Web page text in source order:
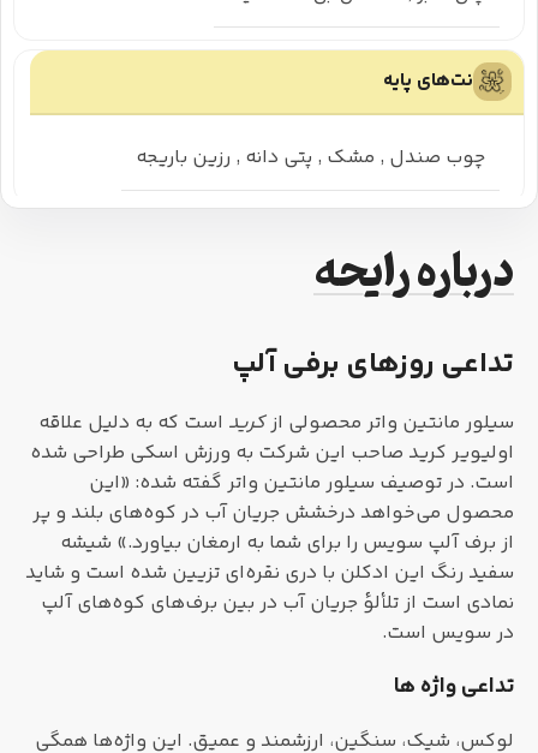
نت‌های پایه
چوب صندل , مشک , پتی دانه , رزین باریجه
درباره رایحه
تداعی روزهای برفی آلپ
سیلور مانتین واتر محصولی ازکرید است که به دلیل علاقه
اولیویر کرید صاحب این شرکت به ورزش اسکی طراحی شده
است. در توصیف سیلور مانتین واتر گفته شده: «این
محصول می‌خواهد درخشش جریان آب در کوه‌های بلند و پر
از برف آلپ سویس را برای شما به ارمغان بیاورد.» شیشه
سفید رنگ این ادکلن با دری نقره‌ای تزیین شده است و شاید
نمادی است از تلألؤ جریان آب در بین برف‌های کوه‌های آلپ
در سویس است.
تداعی واژه ها
لوکس، شیک، سنگین، ارزشمند و عمیق. این واژه‌ها همگی